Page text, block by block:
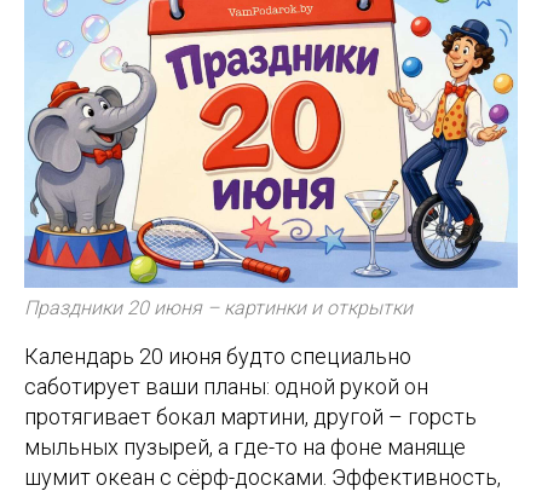
Праздники 20 июня – картинки и открытки
Календарь 20 июня будто специально
саботирует ваши планы: одной рукой он
протягивает бокал мартини, другой – горсть
мыльных пузырей, а где-то на фоне маняще
шумит океан с сёрф-досками. Эффективность,